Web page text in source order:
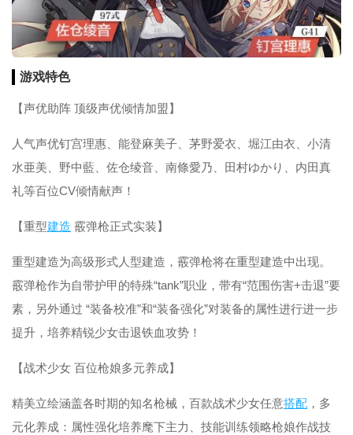
游戏特色
【声优助阵 顶级声优倾情加盟】
人气声优钉宫理惠、能登麻美子、茅野爱衣、堀江由衣、小清
水亜美、野中藍、佐仓绫音、南條愛乃、田村ゆかり、内田真
礼等百位CV倾情献声！
【重型建造 霰弹枪正式实装】
重型建造为高级形式人型建造，霰弹枪将在重型建造中出现。
霰弹枪作为自带护甲的特殊“tank”职业，带有“范围伤害+击退”要
素，另外通过 “装备校准”和“装备强化”对装备的属性进行进一步
提升，培养精锐少女击退铁血攻势！
【战术少女 百位枪娘多元养成】
精美立绘涵盖各时期的知名枪械，百款战术少女任意搭配 ，多
元化养成：属性强化培养麾下主力、技能训练领略枪娘作战技